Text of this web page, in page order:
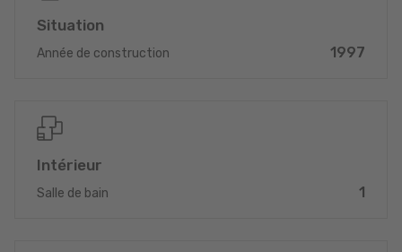
d’un emplacement de parking extérieur et d’un garage fermé
pour une voiture. Une cave vient compléter ce bien en
d’un chauffage au mazout, de fenêtres en PVC à double vitrage
Ce bien est disponible immédiatement au prix de 485.000 €,
Situation
Année de construction 1997
Intérieur
Salle de bain 1